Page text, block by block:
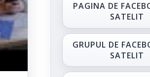
PAGINA DE
SATELIT
GRUPUL DE
SATELIT